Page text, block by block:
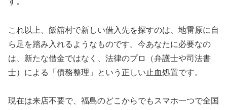
これ以上、飯舘村で新しい借入先を探すのは、地雷原に自
ら足を踏み入れるようなものです。今あなたに必要なの
は、新たな借金ではなく、法律のプロ（弁護士や司法書
士）による「債務整理」という正しい止血処置です。
現在は来店不要で、福島のどこからでもスマホ一つで全国